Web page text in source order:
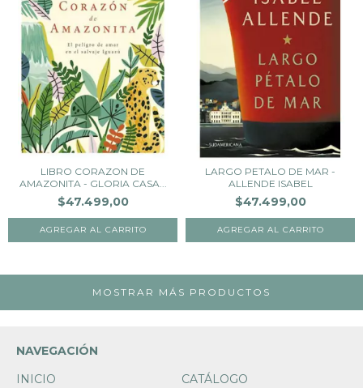
LIBRO CORAZON DE
AMAZONITA - GLORIA CASA...
$47.499,00
LARGO PETALO DE MAR -
ALLENDE ISABEL
$47.499,00
MOSTRAR MÁS PRODUCTOS
NAVEGACIÓN
INICIO
CATÁLOGO